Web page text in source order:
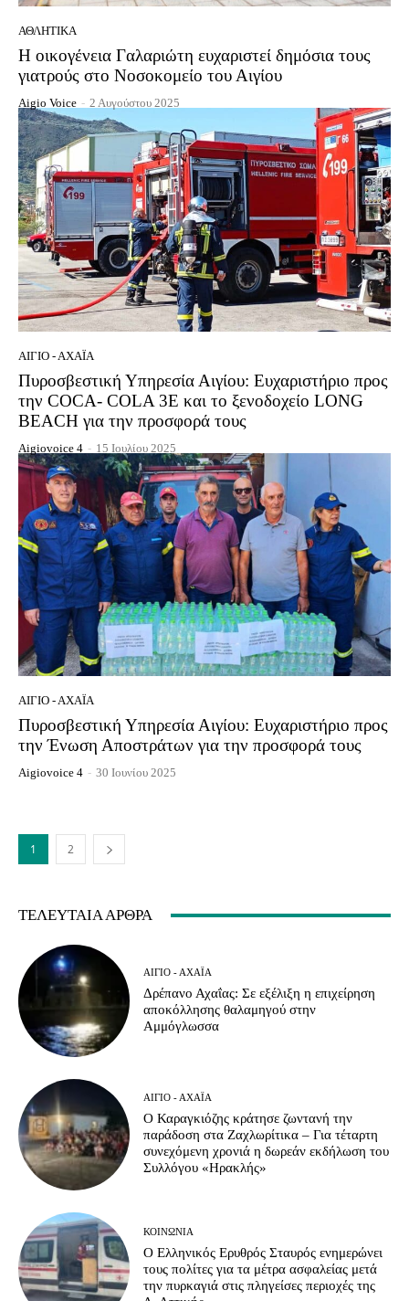
ΑΘΛΗΤΙΚΆ
Η οικογένεια Γαλαριώτη ευχαριστεί δημόσια τους
γιατρούς στο Νοσοκομείο του Αιγίου
Aigio Voice - 2 Αυγούστου 2025
ΑΊΓΙΟ - ΑΧΑΪ́Α
Πυροσβεστική Υπηρεσία Αιγίου: Ευχαριστήριο προς
την COCA- COLA 3E και το ξενοδοχείο LONG
BEACH για την προσφορά τους
Aigiovoice 4 - 15 Ιουλίου 2025
ΑΊΓΙΟ - ΑΧΑΪ́Α
Πυροσβεστική Υπηρεσία Αιγίου: Ευχαριστήριο προς
την Ένωση Αποστράτων για την προσφορά τους
Aigiovoice 4 - 30 Ιουνίου 2025
1 2
ΤΕΛΕΥΤΑΊΑ ΆΡΘΡΑ
ΑΊΓΙΟ - ΑΧΑΪ́Α
Δρέπανο Αχαΐας: Σε εξέλιξη η επιχείρηση
αποκόλλησης θαλαμηγού στην
Αμμόγλωσσα
ΑΊΓΙΟ - ΑΧΑΪ́Α
Ο Καραγκιόζης κράτησε ζωντανή την
παράδοση στα Ζαχλωρίτικα – Για τέταρτη
συνεχόμενη χρονιά η δωρεάν εκδήλωση του
Συλλόγου «Ηρακλής»
ΚΟΙΝΩΝΊΑ
Ο Ελληνικός Ερυθρός Σταυρός ενημερώνει
τους πολίτες για τα μέτρα ασφαλείας μετά
την πυρκαγιά στις πληγείσες περιοχές της